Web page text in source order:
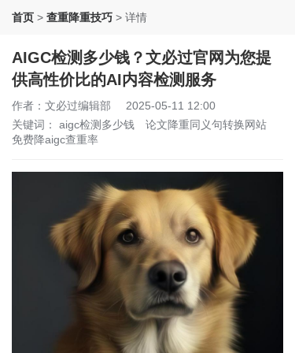
首页 > 查重降重技巧 > 详情
AIGC检测多少钱？文必过官网为您提
供高性价比的AI内容检测服务
作者：文必过编辑部
2025-05-11 12:00
关键词： aigc检测多少钱
论文降重同义句转换网站
免费降aigc查重率